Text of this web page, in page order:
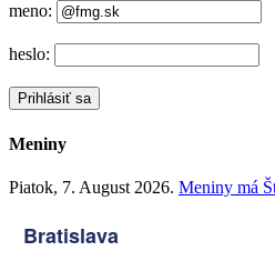
meno:
heslo:
Prihlásiť sa
Meniny
Piatok, 7. August 2026. Meniny má